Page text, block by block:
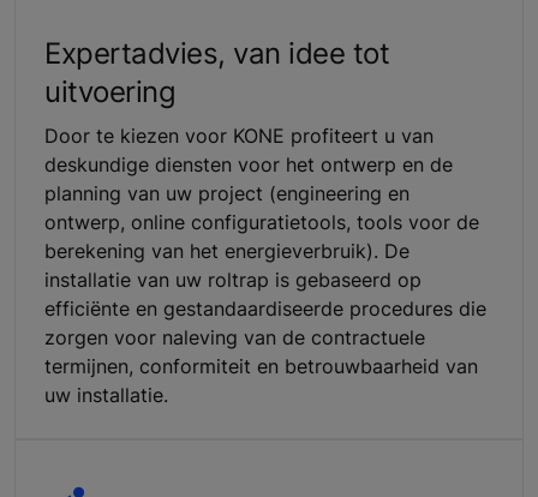
Expertadvies, van idee tot
uitvoering
Door te kiezen voor KONE profiteert u van
deskundige diensten voor het ontwerp en de
planning van uw project (engineering en
ontwerp, online configuratietools, tools voor de
berekening van het energieverbruik). De
installatie van uw roltrap is gebaseerd op
efficiënte en gestandaardiseerde procedures die
zorgen voor naleving van de contractuele
termijnen, conformiteit en betrouwbaarheid van
uw installatie.